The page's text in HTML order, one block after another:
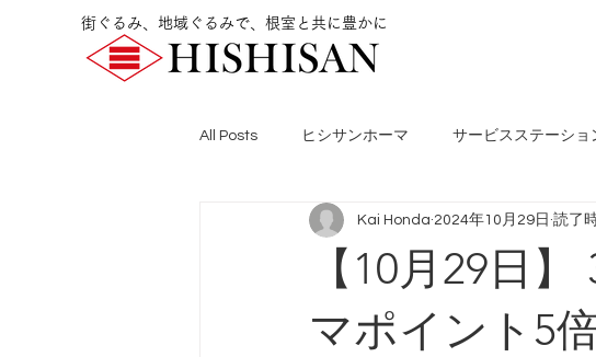
街ぐるみ、地域ぐるみで、根室と共に豊かに
All Posts ヒシサンホーマ サービスステーショ
【10月29日
マポイント5倍
Kai Honda 2024年10月29日 読了